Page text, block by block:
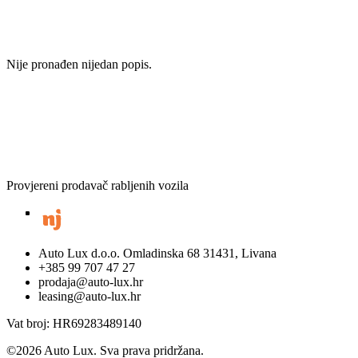
Nije pronađen nijedan popis.
Provjereni prodavač rabljenih vozila
Auto Lux d.o.o. Omladinska 68 31431, Livana
+385 99 707 47 27
prodaja@auto-lux.hr
leasing@auto-lux.hr
Vat broj: HR69283489140
©2026 Auto Lux. Sva prava pridržana.